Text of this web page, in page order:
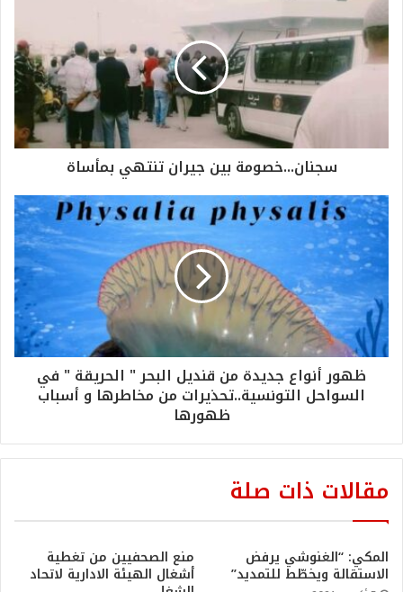
سجنان...خصومة بين جيران تنتهي بمأساة
ظهور أنواع جديدة من قنديل البحر " الحريقة " في
السواحل التونسية..تحذيرات من مخاطرها و أسباب
ظهورها
مقالات ذات صلة
المكي: “الغنوشي يرفض
الاستقالة ويخطّط للتمديد”
منع الصحفيين من تغطية
أشغال الهيئة الادارية لاتحاد